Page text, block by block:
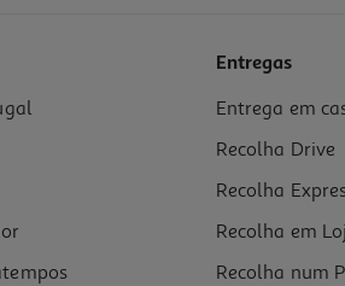
De Colecionador Colleen Hoover
Entregas
Entrega em
Recolha Drive
Recolha
Recolha em
Recolha num